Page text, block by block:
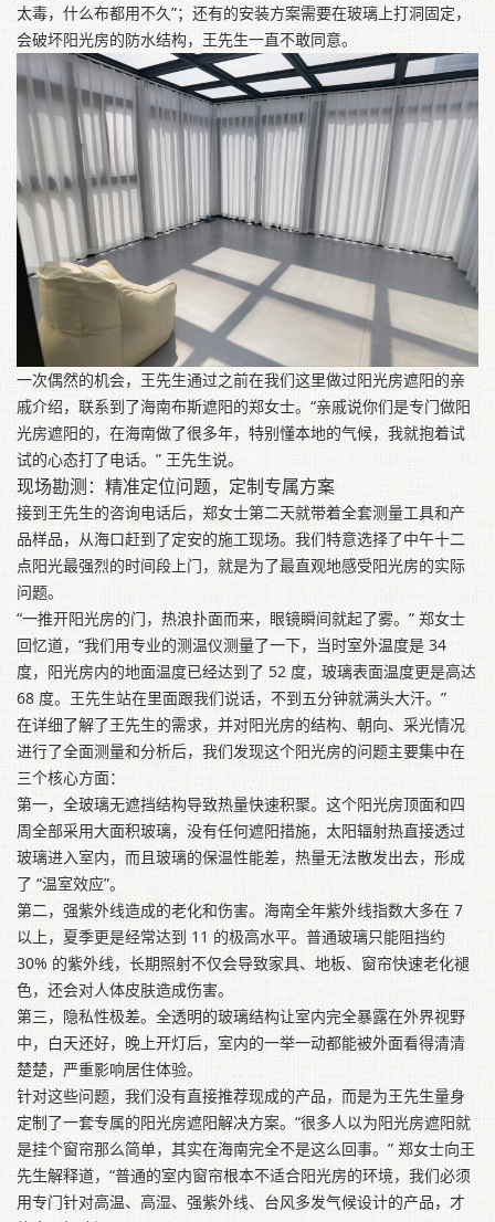
太毒，什么布都用不久”；还有的安装方案需要在玻璃上打洞固定，
会破坏阳光房的防水结构，王先生一直不敢同意。
一次偶然的机会，王先生通过之前在我们这里做过阳光房遮阳的亲
戚介绍，联系到了海南布斯遮阳的郑女士。“亲戚说你们是专门做阳
光房遮阳的，在海南做了很多年，特别懂本地的气候，我就抱着试
试的心态打了电话。” 王先生说。
现场勘测：精准定位问题，定制专属方案
接到王先生的咨询电话后，郑女士第二天就带着全套测量工具和产
品样品，从海口赶到了定安的施工现场。我们特意选择了中午十二
点阳光最强烈的时间段上门，就是为了最直观地感受阳光房的实际
问题。
“一推开阳光房的门，热浪扑面而来，眼镜瞬间就起了雾。” 郑女士
回忆道，“我们用专业的测温仪测量了一下，当时室外温度是 34
度，阳光房内的地面温度已经达到了 52 度，玻璃表面温度更是高达
68 度。王先生站在里面跟我们说话，不到五分钟就满头大汗。”
在详细了解了王先生的需求，并对阳光房的结构、朝向、采光情况
进行了全面测量和分析后，我们发现这个阳光房的问题主要集中在
三个核心方面：
第一，全玻璃无遮挡结构导致热量快速积聚。这个阳光房顶面和四
周全部采用大面积玻璃，没有任何遮阳措施，太阳辐射热直接透过
玻璃进入室内，而且玻璃的保温性能差，热量无法散发出去，形成
了 “温室效应”。
第二，强紫外线造成的老化和伤害。海南全年紫外线指数大多在 7
以上，夏季更是经常达到 11 的极高水平。普通玻璃只能阻挡约
30% 的紫外线，长期照射不仅会导致家具、地板、窗帘快速老化褪
色，还会对人体皮肤造成伤害。
第三，隐私性极差。全透明的玻璃结构让室内完全暴露在外界视野
中，白天还好，晚上开灯后，室内的一举一动都能被外面看得清清
楚楚，严重影响居住体验。
针对这些问题，我们没有直接推荐现成的产品，而是为王先生量身
定制了一套专属的阳光房遮阳解决方案。“很多人以为阳光房遮阳就
是挂个窗帘那么简单，其实在海南完全不是这么回事。” 郑女士向王
先生解释道，“普通的室内窗帘根本不适合阳光房的环境，我们必须
用专门针对高温、高湿、强紫外线、台风多发气候设计的产品，才